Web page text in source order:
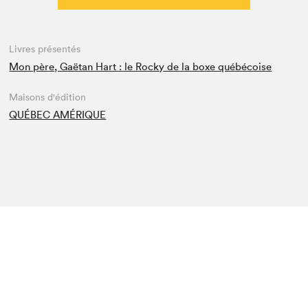
Livres présentés
Mon père, Gaëtan Hart : le Rocky de la boxe québécoise
Maisons d'édition
QUÉBEC AMÉRIQUE